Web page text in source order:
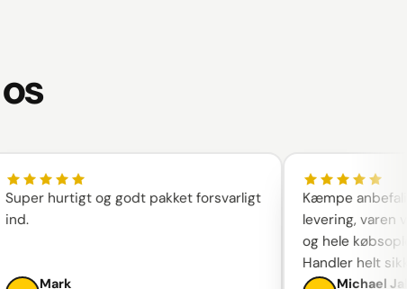
hurtigt og godt pakket forsvarligt
Mark
Kæmpe anbefaling!
levering, varen var
og hele
Handler helt sikkert
Michael